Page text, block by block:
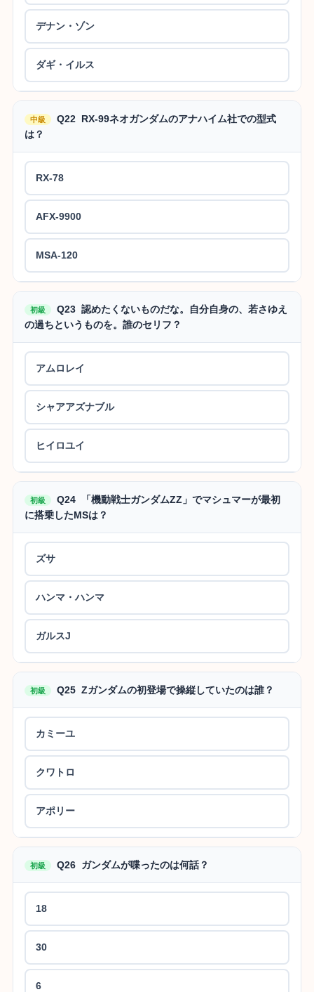
デナン・ゾン
ダギ・イルス
中級
Q22 RX-99ネオガンダムのアナハイム社での型式
は？
RX-78
AFX-9900
MSA-120
初級
Q23 認めたくないものだな。自分自身の、若さゆえ
の過ちというものを。誰のセリフ？
アムロレイ
シャアアズナブル
ヒイロユイ
初級
Q24 「機動戦士ガンダムZZ」でマシュマーが最初
に搭乗したMSは？
ズサ
ハンマ・ハンマ
ガルスJ
初級 Q25 Zガンダムの初登場で操縦していたのは誰？
カミーユ
クワトロ
アポリー
初級 Q26 ガンダムが喋ったのは何話？
18
30
6